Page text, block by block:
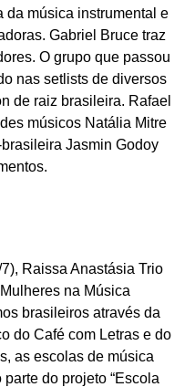
da música instrumental e
Gabriel Bruce traz
O grupo que passou
nas setlists de diversos
de raiz brasileira. Rafael
músicos Natália Mitre
Jasmin Godoy
Raissa Anastásia Trio
na Música
brasileiros através da
do Café com Letras e do
as escolas de música
do projeto “Escola